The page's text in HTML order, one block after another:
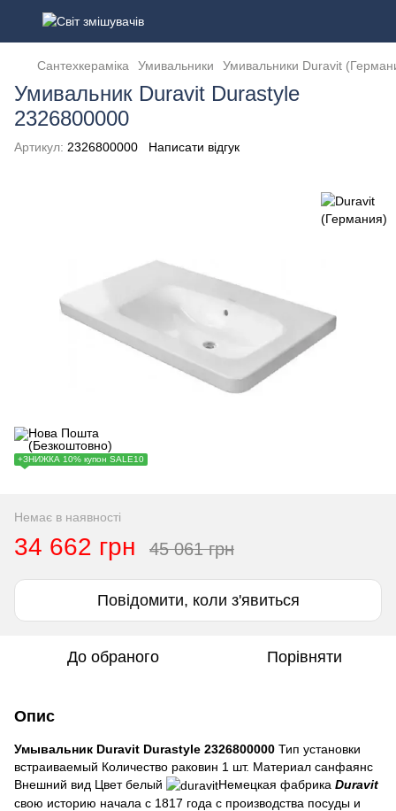
Сантехкераміка Умивальники Умивальники Duravit
Умивальник Duravit Durastyle
2326800000
Артикул: 2326800000 Написати відгук
+ЗНИЖКА 10% купон SALE10
Немає в наявності
34 662 грн 45 061 грн
Повідомити, коли з'явиться
До обраного Порівняти
Опис
Умывальник Duravit Durastyle 2326800000 Тип установки
встраиваемый Количество раковин 1 шт. Материал санфаянс
Внешний вид Цвет белый
Немецкая фабрика Duravit
свою историю начала с 1817 года с производства посуды и